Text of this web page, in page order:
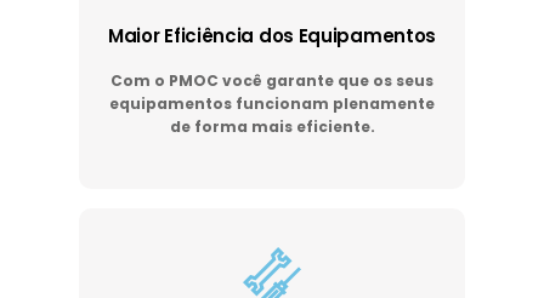
Maior Eficiência dos Equipamentos
Com o PMOC você garante que os seus
equipamentos funcionam plenamente
de forma mais eficiente.